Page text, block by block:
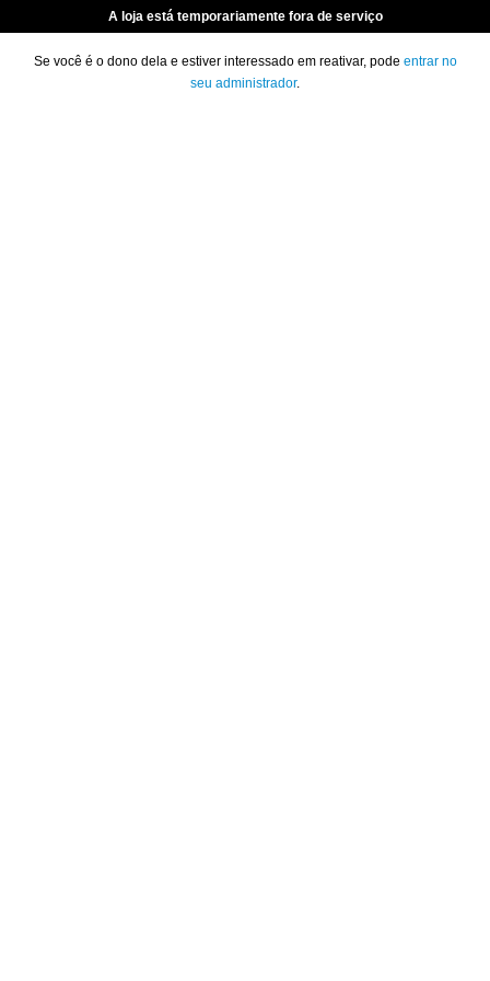
A loja está temporariamente fora de serviço
Se você é o dono dela e estiver interessado em reativar, pode entrar no
seu administrador.